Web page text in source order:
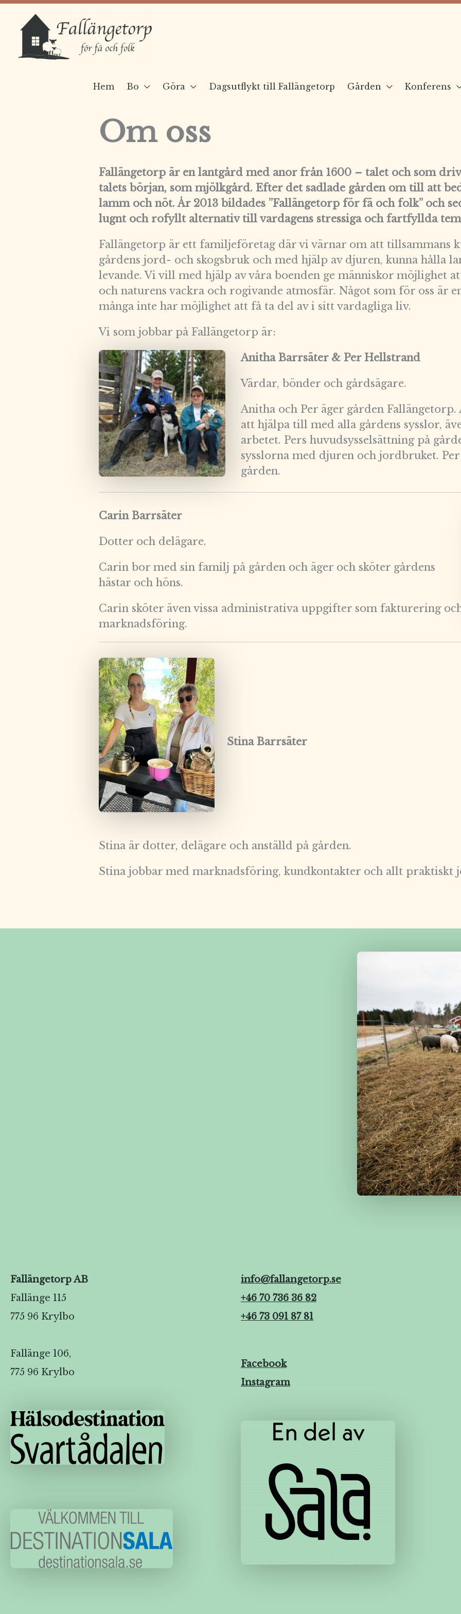
Hoppa
innehåll
Hem Bo Göra Dagsutflykt till Fallängetorp Gården Konferens
Om oss
Fallängetorp är en lantgård med anor från 1600 – talet och som
talets början, som mjölkgård. Efter det sadlade gården om till att
lamm och nöt. År 2013 bildades ”Fallängetorp för fä och folk” och
lugnt och rofyllt alternativ till vardagens stressiga och fartfyllda
Fallängetorp är ett familjeföretag där vi värnar om att tillsammans
gårdens jord- och skogsbruk och med hjälp av djuren, kunna hålla
levande. Vi vill med hjälp av våra boenden ge människor möjlighet
och naturens vackra och rogivande atmosfär. Något som för oss är
många inte har möjlighet att få ta del av i sitt vardagliga liv.
Vi som jobbar på Fallängetorp är:
Anitha Barrsäter & Per Hellstrand
Värdar, bönder och gårdsägare.
Anitha och Per äger gården
att hjälpa till med alla gårdens sysslor,
arbetet. Pers huvudsysselsättning på
sysslorna med djuren och jordbruket.
gården.
Carin Barrsäter
Dotter och delägare.
Carin bor med sin familj på gården och äger och sköter gårdens
hästar och höns.
Carin sköter även vissa administrativa uppgifter som fakturering
marknadsföring.
Stina Barrsäter
Stina är dotter, delägare och anställd på gården.
Stina jobbar med marknadsföring, kundkontakter och allt praktiskt
Fallängetorp AB
Fallänge 115
775 96 Krylbo
Fallänge 106,
775 96 Krylbo
info@fallangetorp.se
+46 70 736 36 82
+46 73 091 87 81
Facebook
Instagram